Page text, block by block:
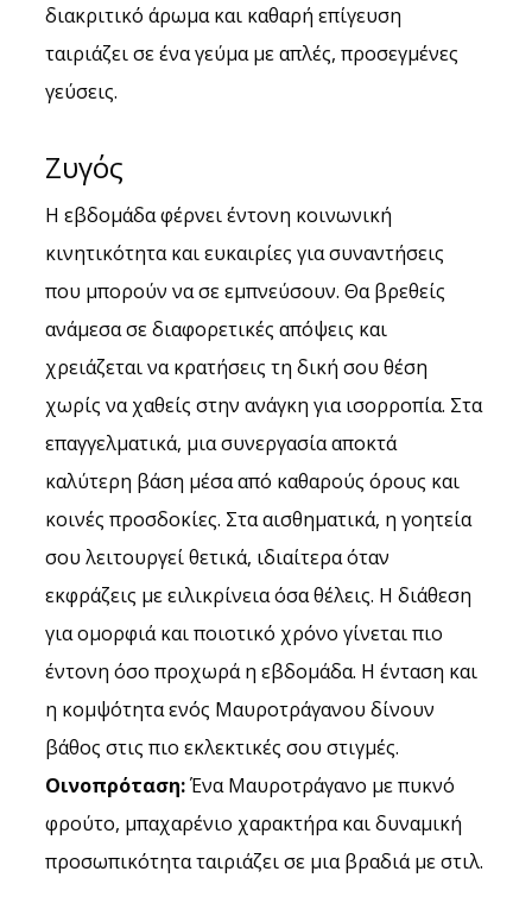
διακριτικό άρωμα και καθαρή επίγευση
ταιριάζει σε ένα γεύμα με απλές, προσεγμένες
γεύσεις.
Ζυγός
Η εβδομάδα φέρνει έντονη κοινωνική
κινητικότητα και ευκαιρίες για συναντήσεις
που μπορούν να σε εμπνεύσουν. Θα βρεθείς
ανάμεσα σε διαφορετικές απόψεις και
χρειάζεται να κρατήσεις τη δική σου θέση
χωρίς να χαθείς στην ανάγκη για ισορροπία. Στα
επαγγελματικά, μια συνεργασία αποκτά
καλύτερη βάση μέσα από καθαρούς όρους και
κοινές προσδοκίες. Στα αισθηματικά, η γοητεία
σου λειτουργεί θετικά, ιδιαίτερα όταν
εκφράζεις με ειλικρίνεια όσα θέλεις. Η διάθεση
για ομορφιά και ποιοτικό χρόνο γίνεται πιο
έντονη όσο προχωρά η εβδομάδα. Η ένταση και
η κομψότητα ενός Μαυροτράγανου δίνουν
βάθος στις πιο εκλεκτικές σου στιγμές.
Οινοπρόταση: Ένα Μαυροτράγανο με πυκνό
φρούτο, μπαχαρένιο χαρακτήρα και δυναμική
προσωπικότητα ταιριάζει σε μια βραδιά με στιλ.